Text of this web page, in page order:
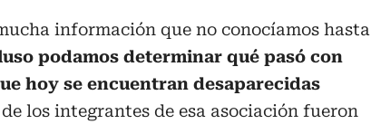
información que no conocíamos hasta
podamos determinar qué pasó con
hoy se encuentran desaparecidas
los integrantes de esa asociación fueron